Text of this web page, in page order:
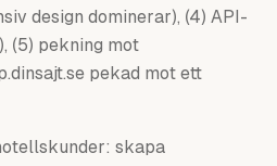
design dominerar), (4) API-
(5) pekning mot
pekad mot ett
skapa